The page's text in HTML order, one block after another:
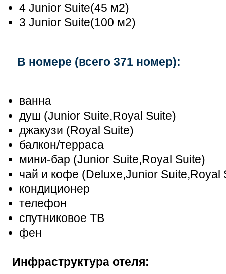
4 Junior Suite(45 м2)
3 Junior Suite(100 м2)
В номере (всего 371 номер):
ванна
душ (Junior Suite,Royal Suite)
джакузи (Royal Suite)
балкон/терраса
мини-бар (Junior Suite,Royal Suite)
чай и кофе (Deluxe,Junior Suite,Royal
кондиционер
телефон
спутниковое ТВ
фен
Инфраструктура отеля: